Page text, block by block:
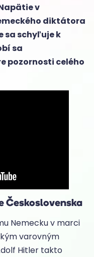
v
diktátora
sa schyľuje k
sa
pozornosti celého
Československa
Nemecku v marci
varovným
Hitler takto